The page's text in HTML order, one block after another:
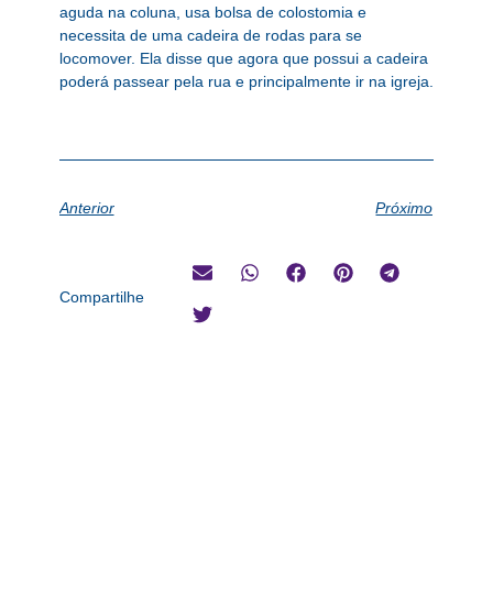
aguda na coluna, usa bolsa de colostomia e
necessita de uma cadeira de rodas para se
locomover. Ela disse que agora que possui a cadeira
poderá passear pela rua e principalmente ir na igreja.
Anterior Próximo
Compartilhe